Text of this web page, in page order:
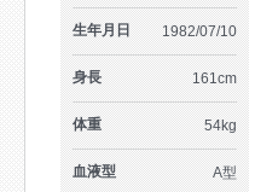
生年月日 1982/07/10
身長 161cm
体重 54kg
血液型 A型